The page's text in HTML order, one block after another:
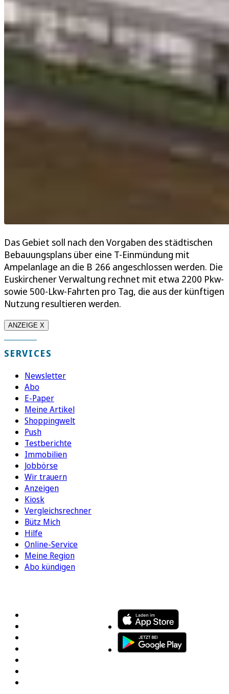
Das Gebiet soll nach den Vorgaben des städtischen
Bebauungsplans über eine T-Einmündung mit
Ampelanlage an die B 266 angeschlossen werden. Die
Euskirchener Verwaltung rechnet mit etwa 2200 Pkw-
sowie 500-Lkw-Fahrten pro Tag, die aus der künftigen
Nutzung resultieren werden.
ANZEIGE X
SERVICES
Newsletter
Abo
E-Paper
Meine Artikel
Shoppingwelt
Push
Testberichte
Immobilien
Jobbörse
Wir trauern
Anzeigen
Kiosk
Vergleichsrechner
Bütz Mich
Hilfe
Online-Service
Meine Region
Abo kündigen